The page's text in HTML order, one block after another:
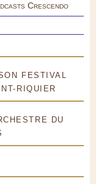
Crescendo
FESTIVAL
RIQUIER
DU